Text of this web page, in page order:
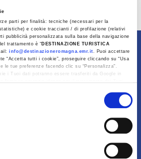
parti per finalità: tecniche (necessari per la
e cookie traccianti / di profilazione (relativi
pubblicità personalizzata sulla base della navigazione
trattamento è “ DESTINAZIONE TURISTICA
info@destinazioneromagna.emr.it. Puoi accettare
“Accetta tutti i cookie”, proseguire cliccando su “Usa
le tue preferenze facendo clic su “Personalizza”.
i Tuoi dati potranno essere trasferiti da Google in
10/04/2024
di Destinazione Turistica
Romagna